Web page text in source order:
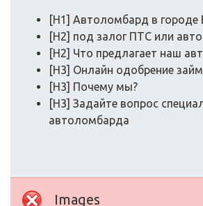
[H1] Автоломбард в городе
[H2] под залог ПТС или авто
[H2] Что предлагает наш
[H3] Онлайн одобрение
[H3] Почему мы?
[H3] Задайте вопрос
автоломбарда
Images